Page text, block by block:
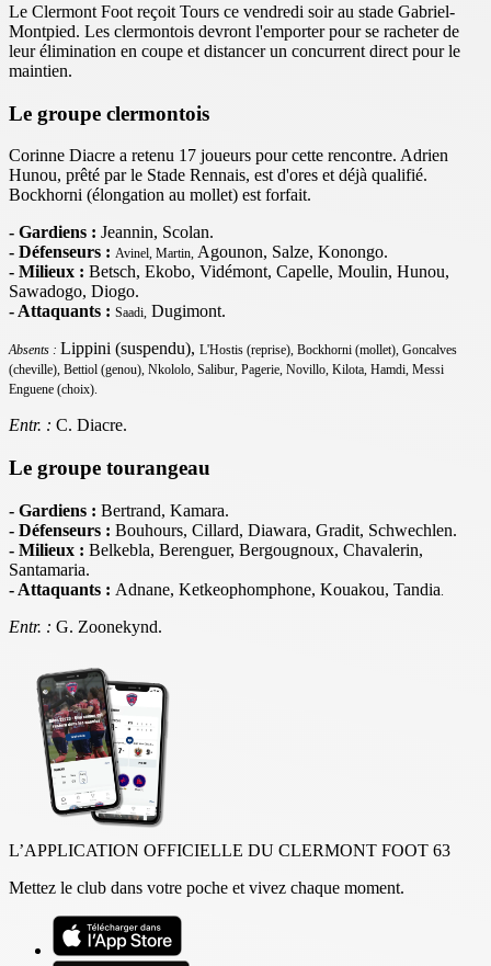
Le Clermont Foot reçoit Tours ce vendredi soir au stade Gabriel-
Montpied. Les clermontois devront l'emporter pour se racheter de
leur élimination en coupe et distancer un concurrent direct pour le
maintien.
Le groupe clermontois
Corinne Diacre a retenu 17 joueurs pour cette rencontre. Adrien
Hunou, prêté par le Stade Rennais, est d'ores et déjà qualifié.
Bockhorni (élongation au mollet) est forfait.
- Gardiens : Jeannin, Scolan.
- Défenseurs : Avinel, Martin, Agounon, Salze, Konongo.
- Milieux : Betsch, Ekobo, Vidémont, Capelle, Moulin, Hunou,
Sawadogo, Diogo.
- Attaquants : Saadi, Dugimont.
Absents : Lippini (suspendu), L'Hostis (reprise), Bockhorni (mollet), Goncalves
(cheville), Bettiol (genou), Nkololo, Salibur, Pagerie, Novillo, Kilota, Hamdi, Messi
Enguene (choix).
Entr. : C. Diacre.
Le groupe tourangeau
- Gardiens : Bertrand, Kamara.
- Défenseurs : Bouhours, Cillard, Diawara, Gradit, Schwechlen.
- Milieux : Belkebla, Berenguer, Bergougnoux, Chavalerin,
Santamaria.
- Attaquants : Adnane, Ketkeophomphone, Kouakou, Tandia
Entr. : G. Zoonekynd.
L’APPLICATION OFFICIELLE DU CLERMONT FOOT 63
Mettez le club dans votre poche et vivez chaque moment.